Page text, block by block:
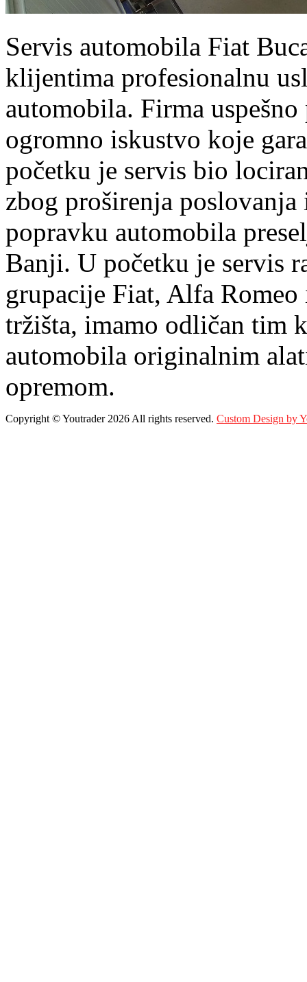
Servis automobila Fiat
klijentima profesionalnu
automobila. Firma
ogromno iskustvo koje
početku je servis bio
zbog proširenja poslovanja
popravku automobila
Banji. U početku je servis
grupacije Fiat, Alfa
tržišta, imamo odličan tim
automobila originalnim
opremom.
Copyright ©Youtrader2026 All rights reserved. Custom Design by